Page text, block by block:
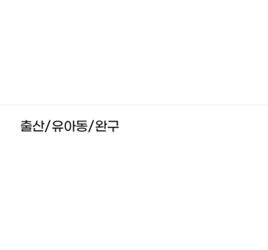
출산/유아동/완구